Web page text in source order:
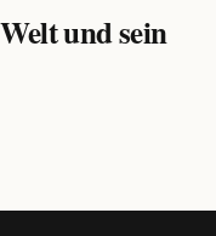
und sein